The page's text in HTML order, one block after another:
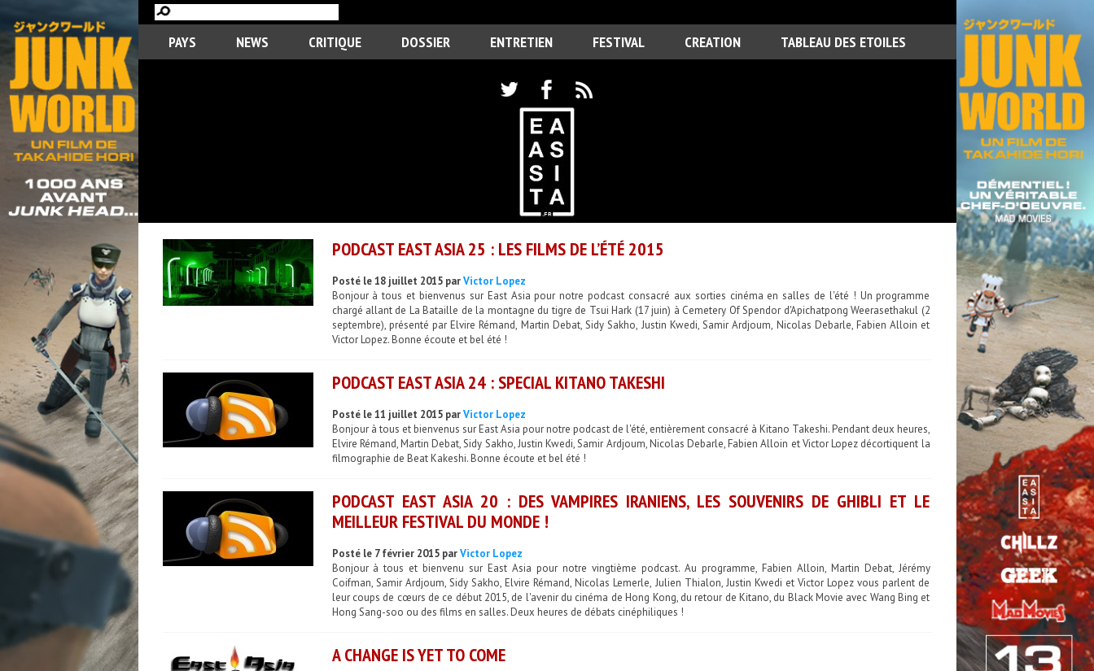
PAYS NEWS CRITIQUE DOSSIER ENTRETIEN FESTIVAL CREATION TABLEAU DES ETOILES
PODCAST EAST ASIA 25 : LES FILMS DE L’ÉTÉ 2015
Posté le 18 juillet 2015 parVictor Lopez
Bonjour à tous et bienvenus sur East Asia pour notre podcast consacré aux sorties cinéma en salles de l'été ! Un programme
chargé allant de La Bataille de la montagne du tigre de Tsui Hark (17 juin) à Cemetery Of Spendor d'Apichatpong Weerasethakul (2
septembre), présenté par Elvire Rémand, Martin Debat, Sidy Sakho, Justin Kwedi, Samir Ardjoum, Nicolas Debarle, Fabien Alloin et
Victor Lopez. Bonne écoute et bel été !
PODCAST EAST ASIA 24 : SPECIAL KITANO TAKESHI
Posté le 11 juillet 2015 parVictor Lopez
Bonjour à tous et bienvenus sur East Asia pour notre podcast de l'été, entièrement consacré à Kitano Takeshi. Pendant deux heures,
Elvire Rémand, Martin Debat, Sidy Sakho, Justin Kwedi, Samir Ardjoum, Nicolas Debarle, Fabien Alloin et Victor Lopez décortiquent la
filmographie de Beat Kakeshi. Bonne écoute et bel été !
PODCAST EAST ASIA 20 : DES VAMPIRES IRANIENS, LES SOUVENIRS DE GHIBLI ET LE
MEILLEUR FESTIVAL DU MONDE !
Posté le 7 février 2015 parVictor Lopez
Bonjour à tous et bienvenu sur East Asia pour notre vingtième podcast. Au programme, Fabien Alloin, Martin Debat, Jérémy
Coifman, Samir Ardjoum, Sidy Sakho, Elvire Rémand, Nicolas Lemerle, Julien Thialon, Justin Kwedi et Victor Lopez vous parlent de
leur coups de cœurs de ce début 2015, de l'avenir du cinéma de Hong Kong, du retour de Kitano, du Black Movie avec Wang Bing et
Hong Sang-soo ou des films en salles. Deux heures de débats cinéphiliques !
A CHANGE IS YET TO COME